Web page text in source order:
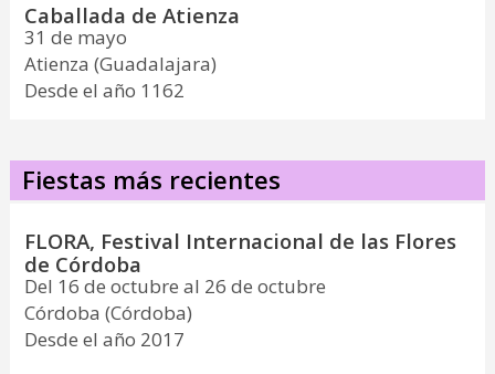
Caballada de Atienza
31 de mayo
Atienza (Guadalajara)
Desde el año 1162
Fiestas más recientes
FLORA, Festival Internacional de las Flores
de Córdoba
Del 16 de octubre al 26 de octubre
Córdoba (Córdoba)
Desde el año 2017